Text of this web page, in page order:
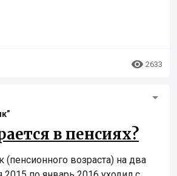
 2633
в пенсиях?
(пенсионного возраста) на два